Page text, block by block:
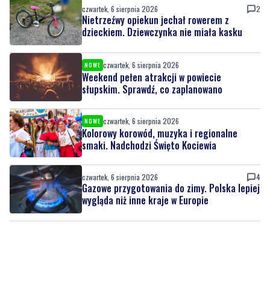
czwartek, 6 sierpnia 2026 2
Nietrzeźwy opiekun jechał rowerem z
dzieckiem. Dziewczynka nie miała kasku
NOWE czwartek, 6 sierpnia 2026
Weekend pełen atrakcji w powiecie
słupskim. Sprawdź, co zaplanowano
NOWE czwartek, 6 sierpnia 2026
Kolorowy korowód, muzyka i regionalne
smaki. Nadchodzi Święto Kociewia
czwartek, 6 sierpnia 2026 4
Gazowe przygotowania do zimy. Polska lepiej
wygląda niż inne kraje w Europie